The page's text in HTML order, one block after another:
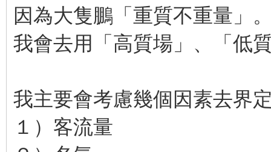
因為大隻鵬「重質不重量」
我會去用「高質場」、「低
我主要會考慮幾個因素去界
１）客流量